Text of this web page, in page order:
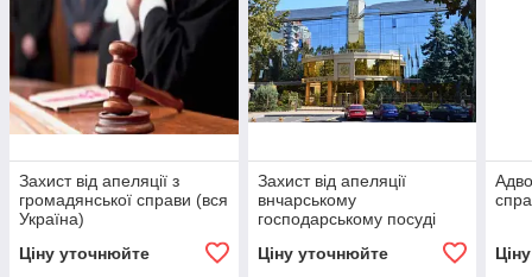
Захист від апеляції з
громадянської справи (вся
Україна)
Ціну уточнюйте
Захист від апеляції
внчарському
господарському посуді
Ціну уточнюйте